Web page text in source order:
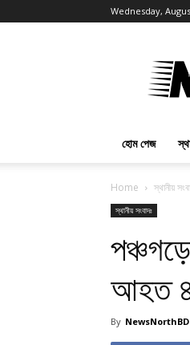
Wednesday,
North
BD
হোম পেজ
Home স্থানীয়
স্থানীয় সংবাদঃ
আহত
By NewsNorthBD